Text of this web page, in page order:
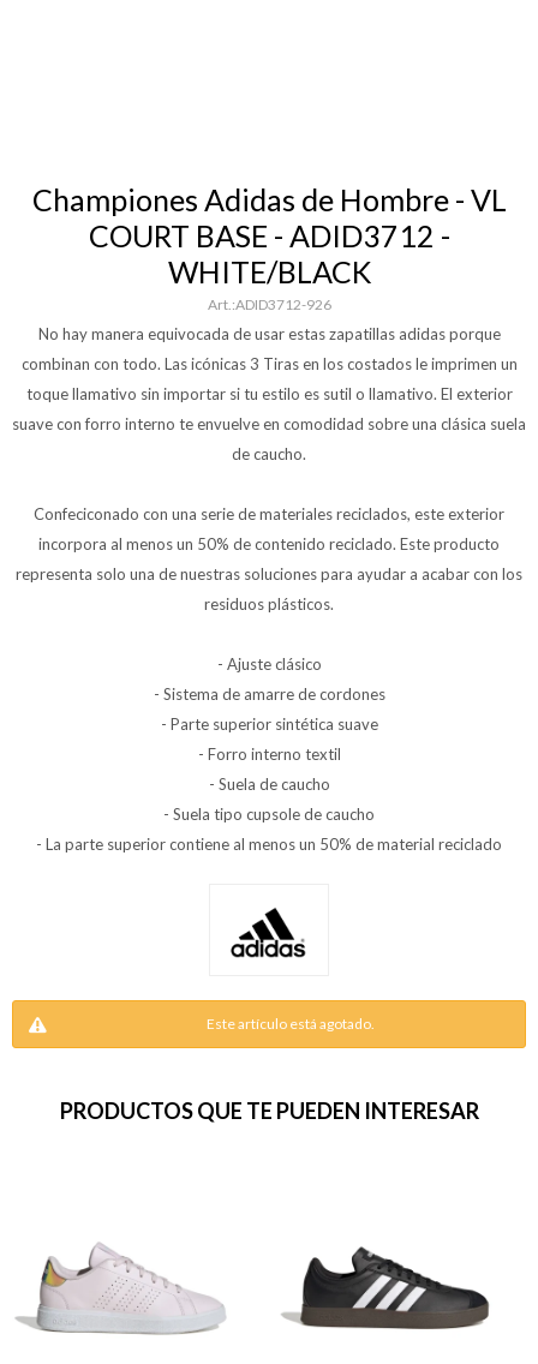
Championes Adidas de Hombre - VL
COURT BASE - ADID3712 -
WHITE/BLACK
ADID3712-926
No hay manera equivocada de usar estas zapatillas adidas porque
combinan con todo. Las icónicas 3 Tiras en los costados le imprimen un
toque llamativo sin importar si tu estilo es sutil o llamativo. El exterior
suave con forro interno te envuelve en comodidad sobre una clásica suela
de caucho.
Confeciconado con una serie de materiales reciclados, este exterior
incorpora al menos un 50% de contenido reciclado. Este producto
representa solo una de nuestras soluciones para ayudar a acabar con los
residuos plásticos.
- Ajuste clásico
- Sistema de amarre de cordones
- Parte superior sintética suave
- Forro interno textil
- Suela de caucho
- Suela tipo cupsole de caucho
- La parte superior contiene al menos un 50% de material reciclado
Este artículo está agotado.
PRODUCTOS QUE TE PUEDEN INTERESAR